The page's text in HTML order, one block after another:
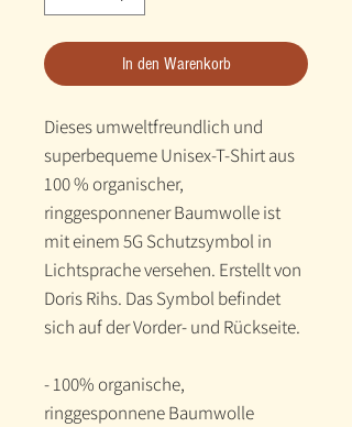
In den Warenkorb
Dieses umweltfreundlich und
superbequeme Unisex-T-Shirt aus
100 % organischer,
ringgesponnener Baumwolle ist
mit einem 5G Schutzsymbol in
Lichtsprache versehen. Erstellt von
Doris Rihs. Das Symbol befindet
sich auf der Vorder- und Rückseite.
- 100% organische,
ringgesponnene Baumwolle